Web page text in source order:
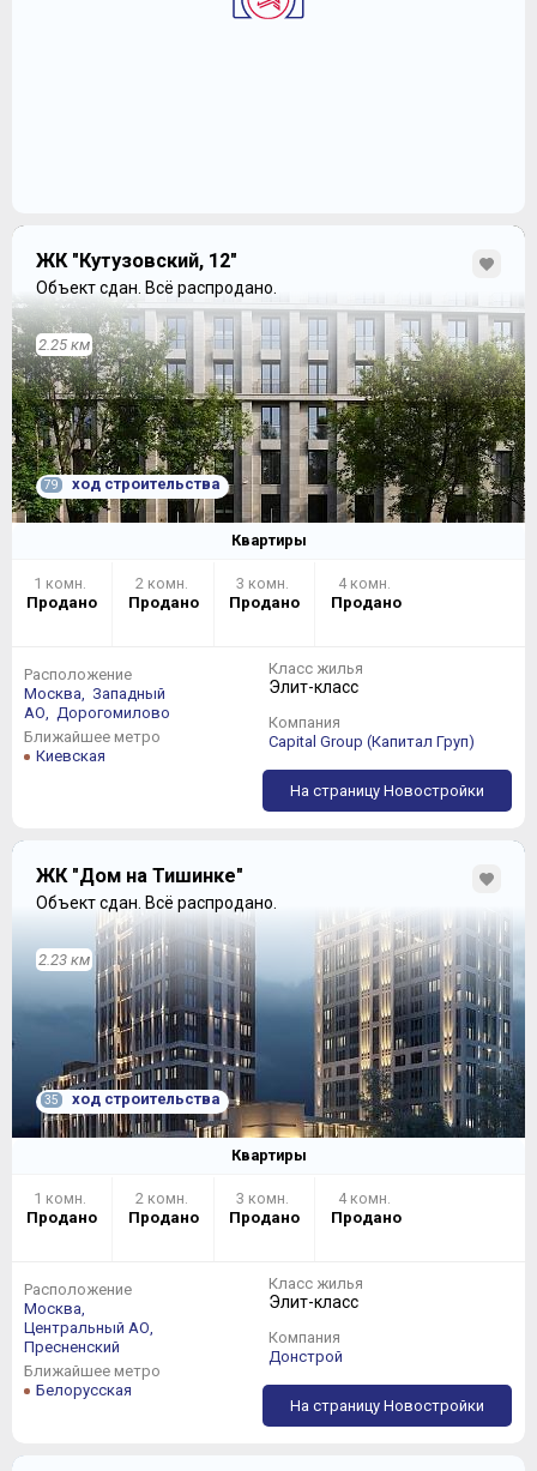
ЖК "Кутузовский, 12"
Объект сдан. Всё распродано.
2.25 км
79 ход строительства
Квартиры
1 комн.
Продано
2 комн.
Продано
3 комн.
Продано
4 комн.
Продано
Расположение
Москва, Западный
АО, Дорогомилово
Ближайшее метро
Киевская
Класс жилья
Элит-класс
Компания
Capital Group (Капитал Груп)
На страницу Новостройки
ЖК "Дом на Тишинке"
Объект сдан. Всё распродано.
2.23 км
35 ход строительства
Квартиры
1 комн.
Продано
2 комн.
Продано
3 комн.
Продано
4 комн.
Продано
Расположение
Москва,
Центральный АО,
Пресненский
Ближайшее метро
Белорусская
Класс жилья
Элит-класс
Компания
Донстрой
На страницу Новостройки